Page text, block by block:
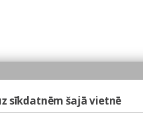
sīkdatnēm šajā vietnē